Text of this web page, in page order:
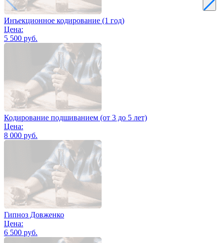
Инъекционное кодирование (1 год)
Цена:
5 500 руб.
Кодирование подшиванием (от 3 до 5 лет)
Цена:
8 000 руб.
Гипноз Довженко
Цена:
6 500 руб.